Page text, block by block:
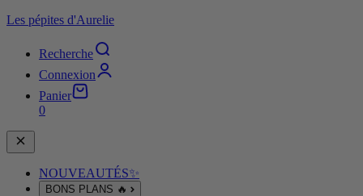
Les pépites d'Aurelie
Recherche
Connexion
Panier
0
NOUVEAUTÉS✨
BONS PLANS 🔥